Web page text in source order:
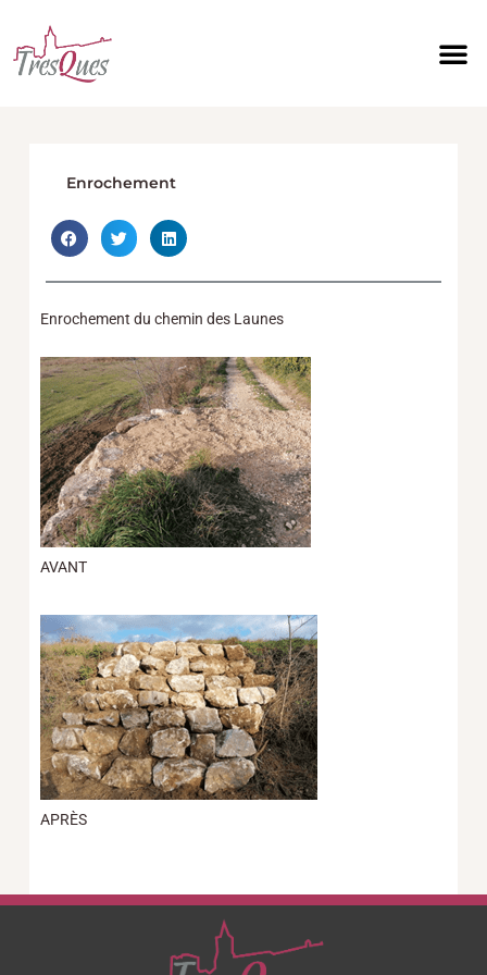
contenu
Enrochement
Enrochement du chemin des Launes
AVANT
APRÈS